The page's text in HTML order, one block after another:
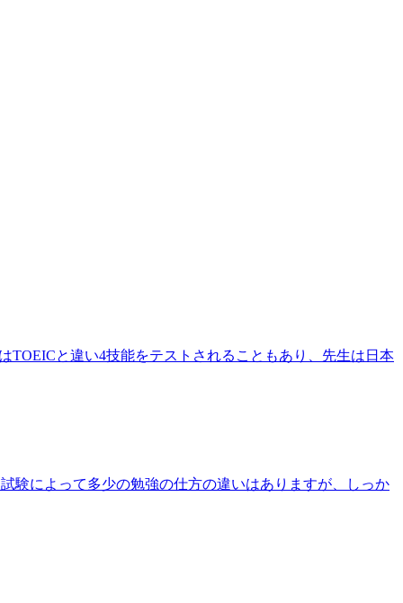
TOEICと違い4技能をテストされることもあり、先生は日本
験によって多少の勉強の仕方の違いはありますが、しっか